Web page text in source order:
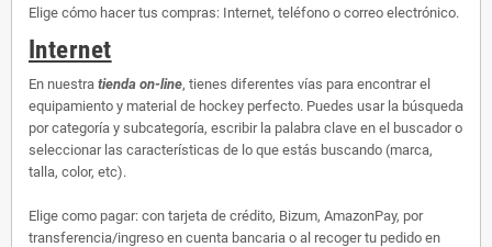
Elige cómo hacer tus compras: Internet, teléfono o correo electrónico.
Internet
En nuestra tienda on-line, tienes diferentes vías para encontrar el
equipamiento y material de hockey perfecto. Puedes usar la búsqueda
por categoría y subcategoría, escribir la palabra clave en el buscador o
seleccionar las características de lo que estás buscando (marca,
talla, color, etc).
Elige como pagar: con tarjeta de crédito, Bizum, AmazonPay, por
transferencia/ingreso en cuenta bancaria o al recoger tu pedido en